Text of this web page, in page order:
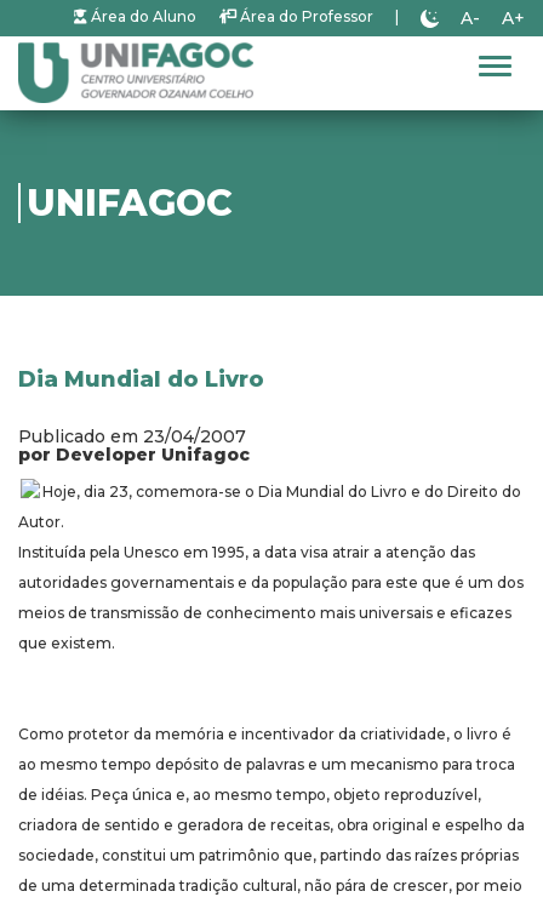
Área do Aluno Área do Professor A- A+
UNIFAGOC
Dia Mundial do Livro
Publicado em 23/04/2007
por Developer Unifagoc
Hoje, dia 23, comemora-se o Dia Mundial do Livro e do Direito do
Autor.
Instituída pela Unesco em 1995, a data visa atrair a atenção das
autoridades governamentais e da população para este que é um dos
meios de transmissão de conhecimento mais universais e eficazes
que existem.
Como protetor da memória e incentivador da criatividade, o livro é
ao mesmo tempo depósito de palavras e um mecanismo para troca
de idéias. Peça única e, ao mesmo tempo, objeto reproduzível,
criadora de sentido e geradora de receitas, obra original e espelho da
sociedade, constitui um patrimônio que, partindo das raízes próprias
de uma determinada tradição cultural, não pára de crescer, por meio